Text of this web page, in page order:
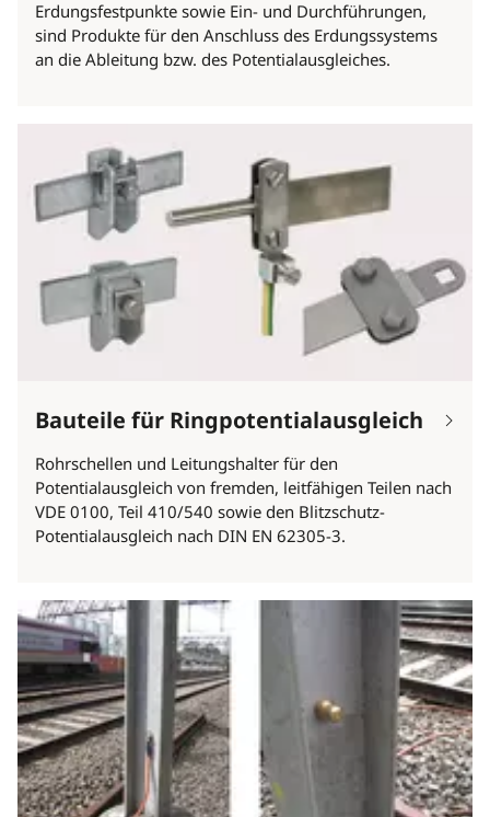
Erdungsfestpunkte sowie Ein- und Durchführungen,
sind Produkte für den Anschluss des Erdungssystems
an die Ableitung bzw. des Potentialausgleiches.
Bauteile für Ringpotentialausgleich
Rohrschellen und Leitungshalter für den
Potentialausgleich von fremden, leitfähigen Teilen nach
VDE 0100, Teil 410/540 sowie den Blitzschutz-
Potentialausgleich nach DIN EN 62305-3.